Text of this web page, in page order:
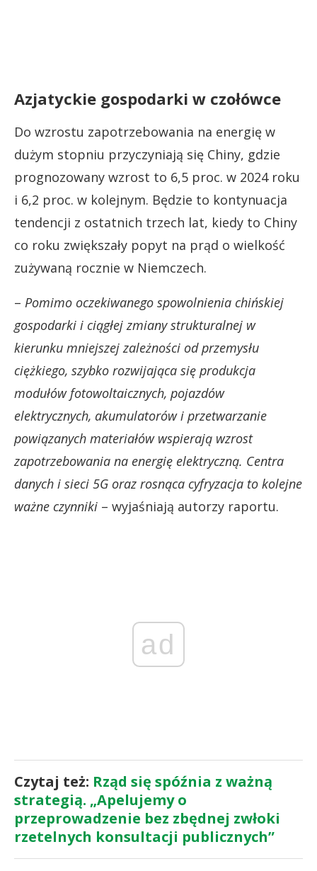
Azjatyckie gospodarki w czołówce
Do wzrostu zapotrzebowania na energię w
dużym stopniu przyczyniają się Chiny, gdzie
prognozowany wzrost to 6,5 proc. w 2024 roku
i 6,2 proc. w kolejnym. Będzie to kontynuacja
tendencji z ostatnich trzech lat, kiedy to Chiny
co roku zwiększały popyt na prąd o wielkość
zużywaną rocznie w Niemczech.
– Pomimo oczekiwanego spowolnienia chińskiej
gospodarki i ciągłej zmiany strukturalnej w
kierunku mniejszej zależności od przemysłu
ciężkiego, szybko rozwijająca się produkcja
modułów fotowoltaicznych, pojazdów
elektrycznych, akumulatorów i przetwarzanie
powiązanych materiałów wspierają wzrost
zapotrzebowania na energię elektryczną. Centra
danych i sieci 5G oraz rosnąca cyfryzacja to kolejne
ważne czynniki – wyjaśniają autorzy raportu.
ad
Czytaj też: Rząd się spóźnia z ważną
strategią. „Apelujemy o
przeprowadzenie bez zbędnej zwłoki
rzetelnych konsultacji publicznych”